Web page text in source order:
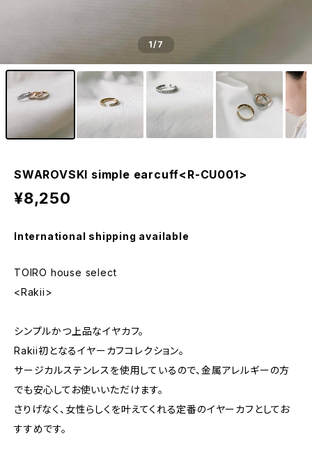
1/7
SWAROVSKI simple earcuff<R-CU001>
¥8,250
International shipping available
TOIRO house select
<Rakii>
シンプルかつ上品なイヤカフ。
Rakii初となるイヤーカフコレクション。
サージカルステンレスを使用しているので、金属アレルギーの方
でも安心してお使いいただけます。
さりげなく、女性らしくを叶えてくれる定番のイヤーカフとしてお
すすめです。